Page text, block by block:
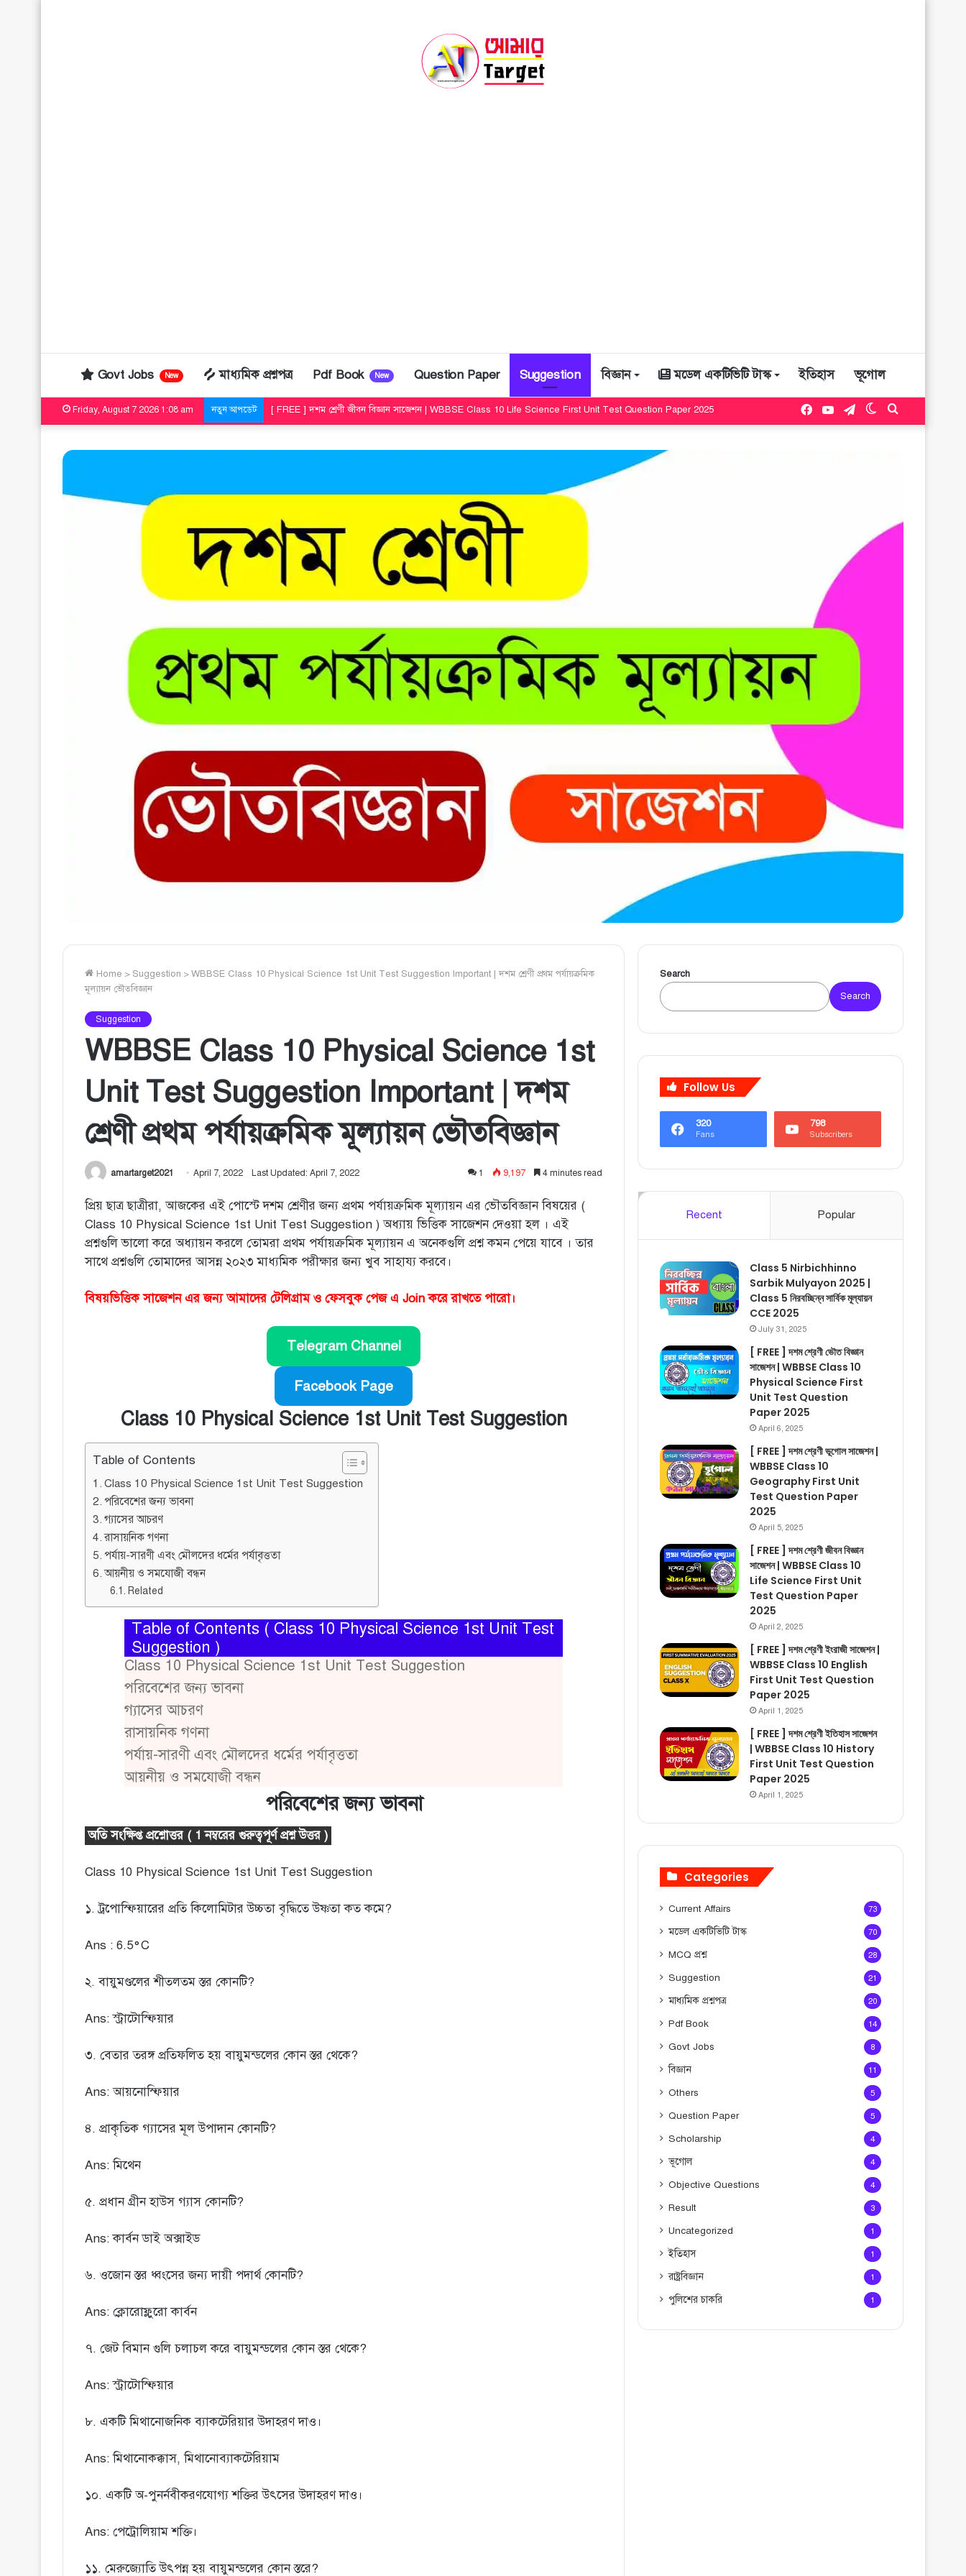
Govt Jobs New মাধ্যমিক প্রশ্নপত্র Pdf Book New Question Paper Suggestion বিজ্ঞান মডেল একটিভিটি টাস্ক ইতিহাস ভূগোল
Friday, August 7 2026 1:08 am নতুন আপডেট [ FREE ] দশম শ্রেণী জীবন বিজ্ঞান সাজেশন | WBBSE Class 10 Life Science First Unit Test Question Paper 2025
Search
Switch
Telegram
YouTube
Facebook
Home > Suggestion >WBBSE Class 10 Physical Science 1st Unit Test Suggestion Important | দশম শ্রেণী প্রথম পর্যায়ক্রমিক
মূল্যায়ন ভৌতবিজ্ঞান
Suggestion
WBBSE Class 10 Physical Science 1st
Unit Test Suggestion Important | দশম
শ্রেণী প্রথম পর্যায়ক্রমিক মূল্যায়ন ভৌতবিজ্ঞান
amartarget2021 April 7, 2022 Last Updated: April 7, 2022 1 9,197 4 minutes read
প্রিয় ছাত্র ছাত্রীরা, আজকের এই পোস্টে দশম শ্রেণীর জন্য প্রথম পর্যায়ক্রমিক মূল্যায়ন এর ভৌতবিজ্ঞান বিষয়ের (
Class 10 Physical Science 1st Unit Test Suggestion ) অধ্যায় ভিত্তিক সাজেশন দেওয়া হল । এই
প্রশ্নগুলি ভালো করে অধ্যায়ন করলে তোমরা প্রথম পর্যায়ক্রমিক মূল্যায়ন এ অনেকগুলি প্রশ্ন কমন পেয়ে যাবে । তার
সাথে প্রশ্নগুলি তোমাদের আসন্ন ২০২৩ মাধ্যমিক পরীক্ষার জন্য খুব সাহায্য করবে।
বিষয়ভিত্তিক সাজেশন এর জন্য আমাদের টেলিগ্রাম ও ফেসবুক পেজ এ Join করে রাখতে পারো।
Telegram Channel
Facebook Page
Class 10 Physical Science 1st Unit Test Suggestion
Table of Contents
Class 10 Physical Science 1st Unit Test Suggestion
পরিবেশের জন্য ভাবনা
গ্যাসের আচরণ
রাসায়নিক গণনা
পর্যায়-সারণী এবং মৌলদের ধর্মের পর্যাবৃত্ততা
আয়নীয় ও সমযোজী বন্ধন
Related
Table of Contents ( Class 10 Physical Science 1st Unit Test
Suggestion )
Class 10 Physical Science 1st Unit Test Suggestion
পরিবেশের জন্য ভাবনা
গ্যাসের আচরণ
রাসায়নিক গণনা
পর্যায়-সারণী এবং মৌলদের ধর্মের পর্যাবৃত্ততা
আয়নীয় ও সমযোজী বন্ধন
পরিবেশের জন্য ভাবনা
অতি সংক্ষিপ্ত প্রশ্নোত্তর ( 1 নম্বরের গুরুত্বপূর্ণ প্রশ্ন উত্তর )
Class 10 Physical Science 1st Unit Test Suggestion
১. ট্রপোস্ফিয়ারের প্রতি কিলোমিটার উচ্চতা বৃদ্ধিতে উষ্ণতা কত কমে?
Ans : 6.5°C
২. বায়ুমণ্ডলের শীতলতম স্তর কোনটি?
Ans: স্ট্রাটোস্ফিয়ার
৩. বেতার তরঙ্গ প্রতিফলিত হয় বায়ুমন্ডলের কোন স্তর থেকে?
Ans: আয়নোস্ফিয়ার
৪. প্রাকৃতিক গ্যাসের মূল উপাদান কোনটি?
Ans: মিথেন
৫. প্রধান গ্রীন হাউস গ্যাস কোনটি?
Ans: কার্বন ডাই অক্সাইড
৬. ওজোন স্তর ধ্বংসের জন্য দায়ী পদার্থ কোনটি?
Ans: ক্লোরোফ্লুরো কার্বন
৭. জেট বিমান গুলি চলাচল করে বায়ুমন্ডলের কোন স্তর থেকে?
Ans: স্ট্রাটোস্ফিয়ার
৮. একটি মিথানোজনিক ব্যাকটেরিয়ার উদাহরণ দাও।
Ans: মিথানোকক্কাস, মিথানোব্যাকটেরিয়াম
১০. একটি অ-পুনর্নবীকরণযোগ্য শক্তির উৎসের উদাহরণ দাও।
Ans: পেট্রোলিয়াম শক্তি।
১১. মেরুজ্যোতি উৎপন্ন হয় বায়ুমন্ডলের কোন স্তরে?
Search
Search
Follow Us
320
Fans
798
Subscribers
Recent Popular
Class 5 Nirbichhinno
Sarbik Mulyayon 2025 |
Class 5 নিরবচ্ছিন্ন সার্বিক মূল্যায়ন
CCE 2025
July 31, 2025
[ FREE ] দশম শ্রেণী ভৌত বিজ্ঞান
সাজেশন | WBBSE Class 10
Physical Science First
Unit Test Question
Paper 2025
April 6, 2025
[ FREE ] দশম শ্রেণী ভূগোল সাজেশন |
WBBSE Class 10
Geography First Unit
Test Question Paper
2025
April 5, 2025
[ FREE ] দশম শ্রেণী জীবন বিজ্ঞান
সাজেশন | WBBSE Class 10
Life Science First Unit
Test Question Paper
2025
April 2, 2025
[ FREE ] দশম শ্রেণী ইংরাজী সাজেশন |
WBBSE Class 10 English
First Unit Test Question
Paper 2025
April 1, 2025
[ FREE ] দশম শ্রেণী ইতিহাস সাজেশন
| WBBSE Class 10 History
First Unit Test Question
Paper 2025
April 1, 2025
Categories
Current Affairs 73
মডেল একটিভিটি টাস্ক 70
MCQ প্রশ্ন 28
Suggestion 21
মাধ্যমিক প্রশ্নপত্র 20
Pdf Book 14
Govt Jobs 8
বিজ্ঞান 11
Others 5
Question Paper 5
Scholarship 4
ভূগোল 4
Objective Questions 4
Result 3
Uncategorized 1
ইতিহাস 1
রাষ্ট্রবিজ্ঞান 1
পুলিশের চাকরি 1